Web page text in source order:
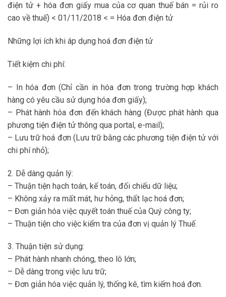
điện tử + hóa đơn giấy mua của cơ quan thuế bán = rủi ro
cao về thuế) < 01/11/2018 < = Hóa đơn điện tử
Những lợi ích khi áp dụng hoá đơn điện tử
Tiết kiệm chi phí:
– In hóa đơn (Chỉ cần in hóa đơn trong trường hợp khách
hàng có yêu cầu sử dụng hóa đơn giấy);
– Phát hành hóa đơn đến khách hàng (Được phát hành qua
phương tiện điện tử thông qua portal, e-mail);
– Lưu trữ hoá đơn (Lưu trữ bằng các phương tiện điện tử với
chi phí nhỏ);
2. Dễ dàng quản lý:
– Thuận tiện hạch toán, kế toán, đối chiếu dữ liệu;
– Không xảy ra mất mát, hư hỏng, thất lạc hoá đơn;
– Đơn giản hóa việc quyết toán thuế của Quý công ty;
– Thuận tiện cho việc kiểm tra của đơn vị quản lý Thuế.
3. Thuận tiện sử dụng:
– Phát hành nhanh chóng, theo lô lớn;
– Dễ dàng trong việc lưu trữ;
– Đơn giản hóa việc quản lý, thống kê, tìm kiếm hoá đơn.